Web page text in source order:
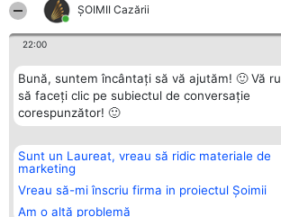
ȘOIMII Cazării
22:00
Bună, suntem încântați să vă ajutăm! 🙂 Vă
să faceți clic pe subiectul de conversație
corespunzător! 🙂
Sunt un Laureat, vreau să ridic materiale de
marketing
Vreau să-mi înscriu firma in proiectul Șoimii
Am o altă problemă
Organizator Ranking
BRIGHT SOLUTIONS BR SRL
Aleea Timisul De Sus 2 Bl. A30
Sc. A Et. 4 Ap. 13 Cod 061952
București
Plebiscyt
Lista Tuturor
Laureaților